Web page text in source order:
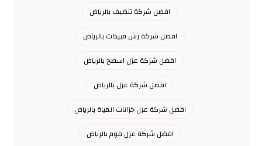
افضل شركة تنظيف بالرياض
افضل شركة رش مبيدات بالرياض
افضل شركة عزل اسطح بالرياض
افضل شركة عزل بالرياض
افضل شركة عزل خزانات المياة بالرياض
افضل شركة عزل فوم بالرياض